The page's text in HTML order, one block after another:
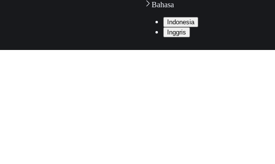
Bahasa
Indonesia
Inggris